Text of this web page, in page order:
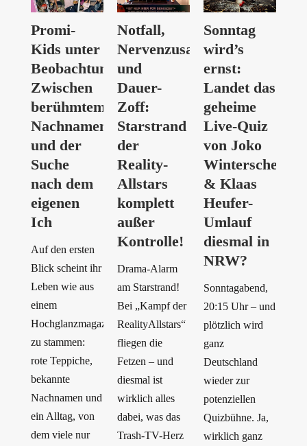
Promi-
Kids unter
Beobachtung:
Zwischen
berühmtem
Nachnamen
und der
Suche
nach dem
eigenen
Ich
Auf den ersten
Blick scheint ihr
Leben wie aus
einem
Hochglanzmagazin
zu stammen:
rote Teppiche,
bekannte
Nachnamen und
ein Alltag, von
dem viele nur
Notfall,
Nervenzusammenbruch
und
Dauer-
Zoff:
Starstrand
der
Reality-
Allstars
komplett
außer
Kontrolle!
Drama-Alarm
am Starstrand!
Bei „Kampf der
RealityAllstars“
fliegen die
Fetzen – und
diesmal ist
wirklich alles
dabei, was das
Trash-TV-Herz
Sonntag
wird’s
ernst:
Landet das
geheime
Live-Quiz
von Joko
Winterscheidt
& Klaas
Heufer-
Umlauf
diesmal in
NRW?
Sonntagabend,
20:15 Uhr – und
plötzlich wird
ganz
Deutschland
wieder zur
potenziellen
Quizbühne. Ja,
wirklich ganz